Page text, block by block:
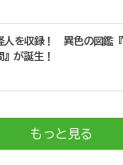
人を収録！ 異色の図鑑
が誕生！
もっと見る